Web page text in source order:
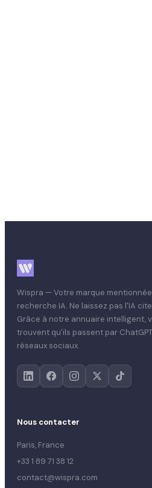
Wispra — Votre marque
recherche IA. Ne laissez pas l'IA
Grâce à notre annuaire intelligent,
trouvent qu'ils passent par
réseaux sociaux.
Nous contacter
Paris, France
+33 1 89 71 38 12
contact@wispra.com